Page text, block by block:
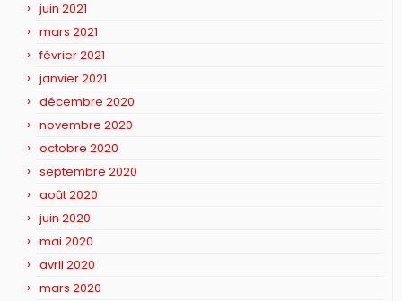
juin 2021
mars 2021
février 2021
janvier 2021
décembre 2020
novembre 2020
octobre 2020
septembre 2020
août 2020
juin 2020
mai 2020
avril 2020
mars 2020